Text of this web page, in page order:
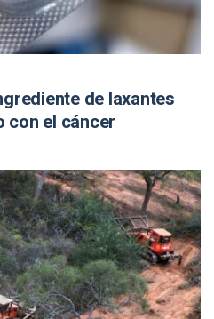
de laxantes
con el cáncer